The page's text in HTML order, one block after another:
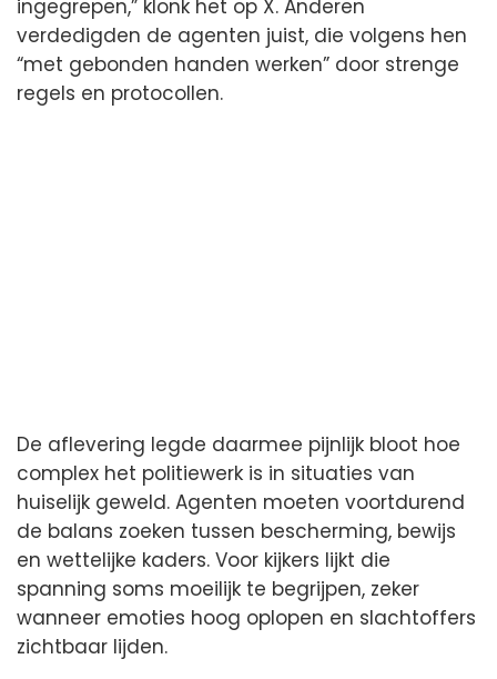
ingegrepen,” klonk het op X. Anderen
verdedigden de agenten juist, die volgens hen
“met gebonden handen werken” door strenge
regels en protocollen.
De aflevering legde daarmee pijnlijk bloot hoe
complex het politiewerk is in situaties van
huiselijk geweld. Agenten moeten voortdurend
de balans zoeken tussen bescherming, bewijs
en wettelijke kaders. Voor kijkers lijkt die
spanning soms moeilijk te begrijpen, zeker
wanneer emoties hoog oplopen en slachtoffers
zichtbaar lijden.